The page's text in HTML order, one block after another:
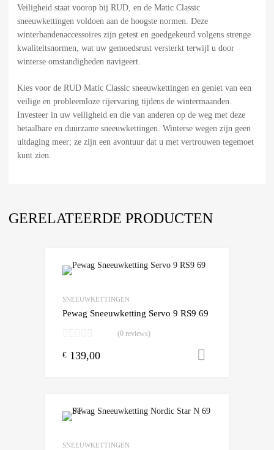
Veiligheid staat voorop bij RUD, en de Matic Classic
sneeuwkettingen voldoen aan de hoogste normen. Deze
winterbandenaccessoires zijn getest en goedgekeurd volgens strenge
kwaliteitsnormen, wat uw gemoedsrust versterkt terwijl u door
winterse omstandigheden navigeert.
Kies voor de RUD Matic Classic sneeuwkettingen en geniet van een
veilige en probleemloze rijervaring tijdens de wintermaanden.
Investeer in uw veiligheid en die van anderen op de weg met deze
betaalbare en duurzame sneeuwkettingen. Winterse wegen zijn geen
uitdaging meer; ze zijn een avontuur dat u met vertrouwen tegemoet
kunt zien.
GERELATEERDE PRODUCTEN
SNEEUWKETTINGEN
Pewag Sneeuwketting Servo 9 RS9 69
(0 reviews)
€ 139,00
SNEEUWKETTINGEN